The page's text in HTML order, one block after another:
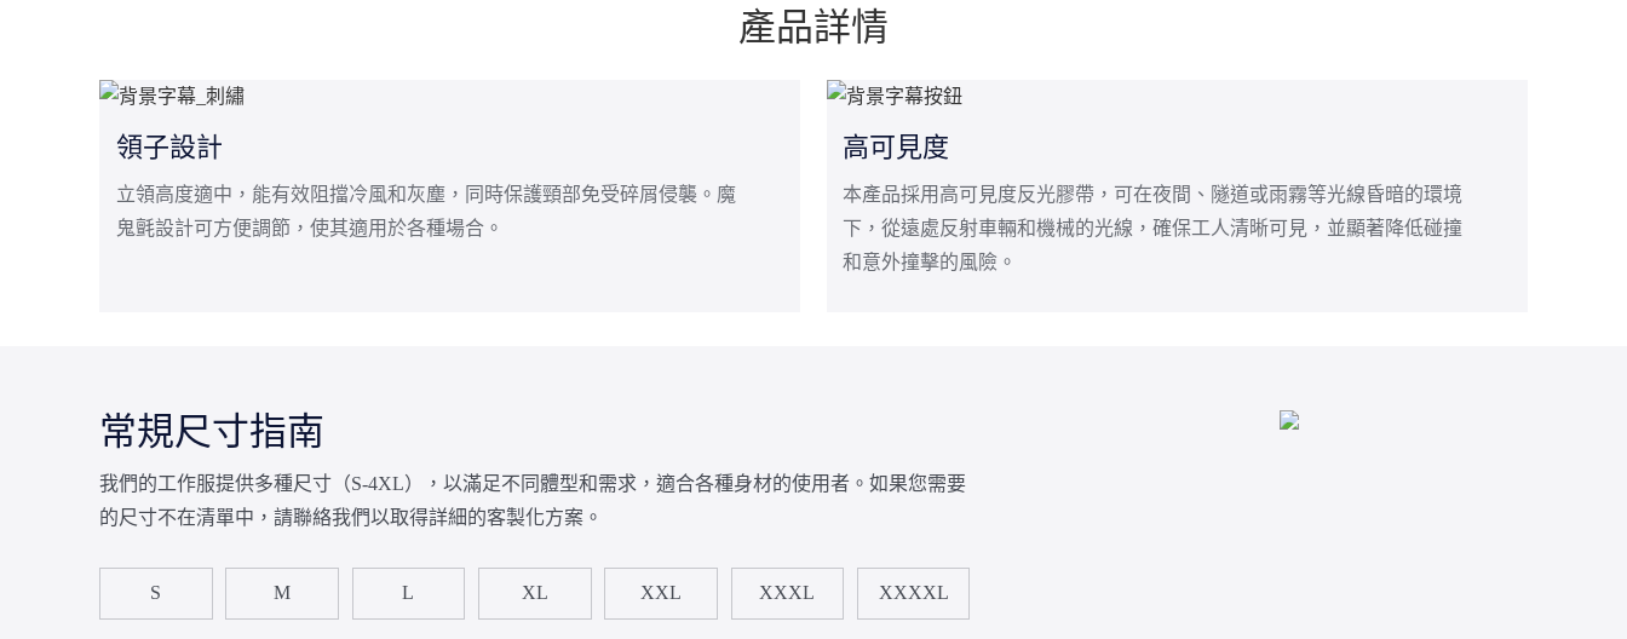
產品詳情
領子設計
立領高度適中，能有效阻擋冷風和灰塵，同時保護頸部免受碎屑侵襲。魔
鬼氈設計可方便調節，使其適用於各種場合。
高可見度
本產品採用高可見度反光膠帶，可在夜間、隧道或雨霧等光線昏暗的環境
下，從遠處反射車輛和機械的光線，確保工人清晰可見，並顯著降低碰撞
和意外撞擊的風險。
常規尺寸指南
我們的工作服提供多種尺寸（S-4XL），以滿足不同體型和需求，適合各種身材的使用者。如果您需要
的尺寸不在清單中，請聯絡我們以取得詳細的客製化方案。
S M L XL XXL XXXL XXXXL